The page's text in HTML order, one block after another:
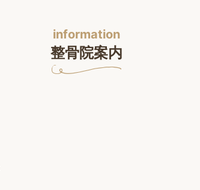
information
整骨院案内